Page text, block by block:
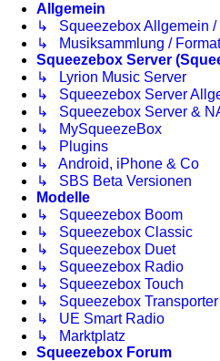
Allgemein
↳ Squeezebox Allgemein /
↳ Musiksammlung /
Squeezebox Server
↳ Lyrion Music Server
↳ Squeezebox Server
↳ Squeezebox Server &
↳ MySqueezeBox
↳ Plugins
↳ Android, iPhone & Co
↳ SBS Beta Versionen
Modelle
↳ Squeezebox Boom
↳ Squeezebox Classic
↳ Squeezebox Duet
↳ Squeezebox Radio
↳ Squeezebox Touch
↳ Squeezebox Transporter
↳ UE Smart Radio
↳ Marktplatz
Squeezebox Forum